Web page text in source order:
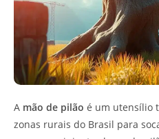
A mão de pilão é um utensílio
zonas rurais do Brasil para